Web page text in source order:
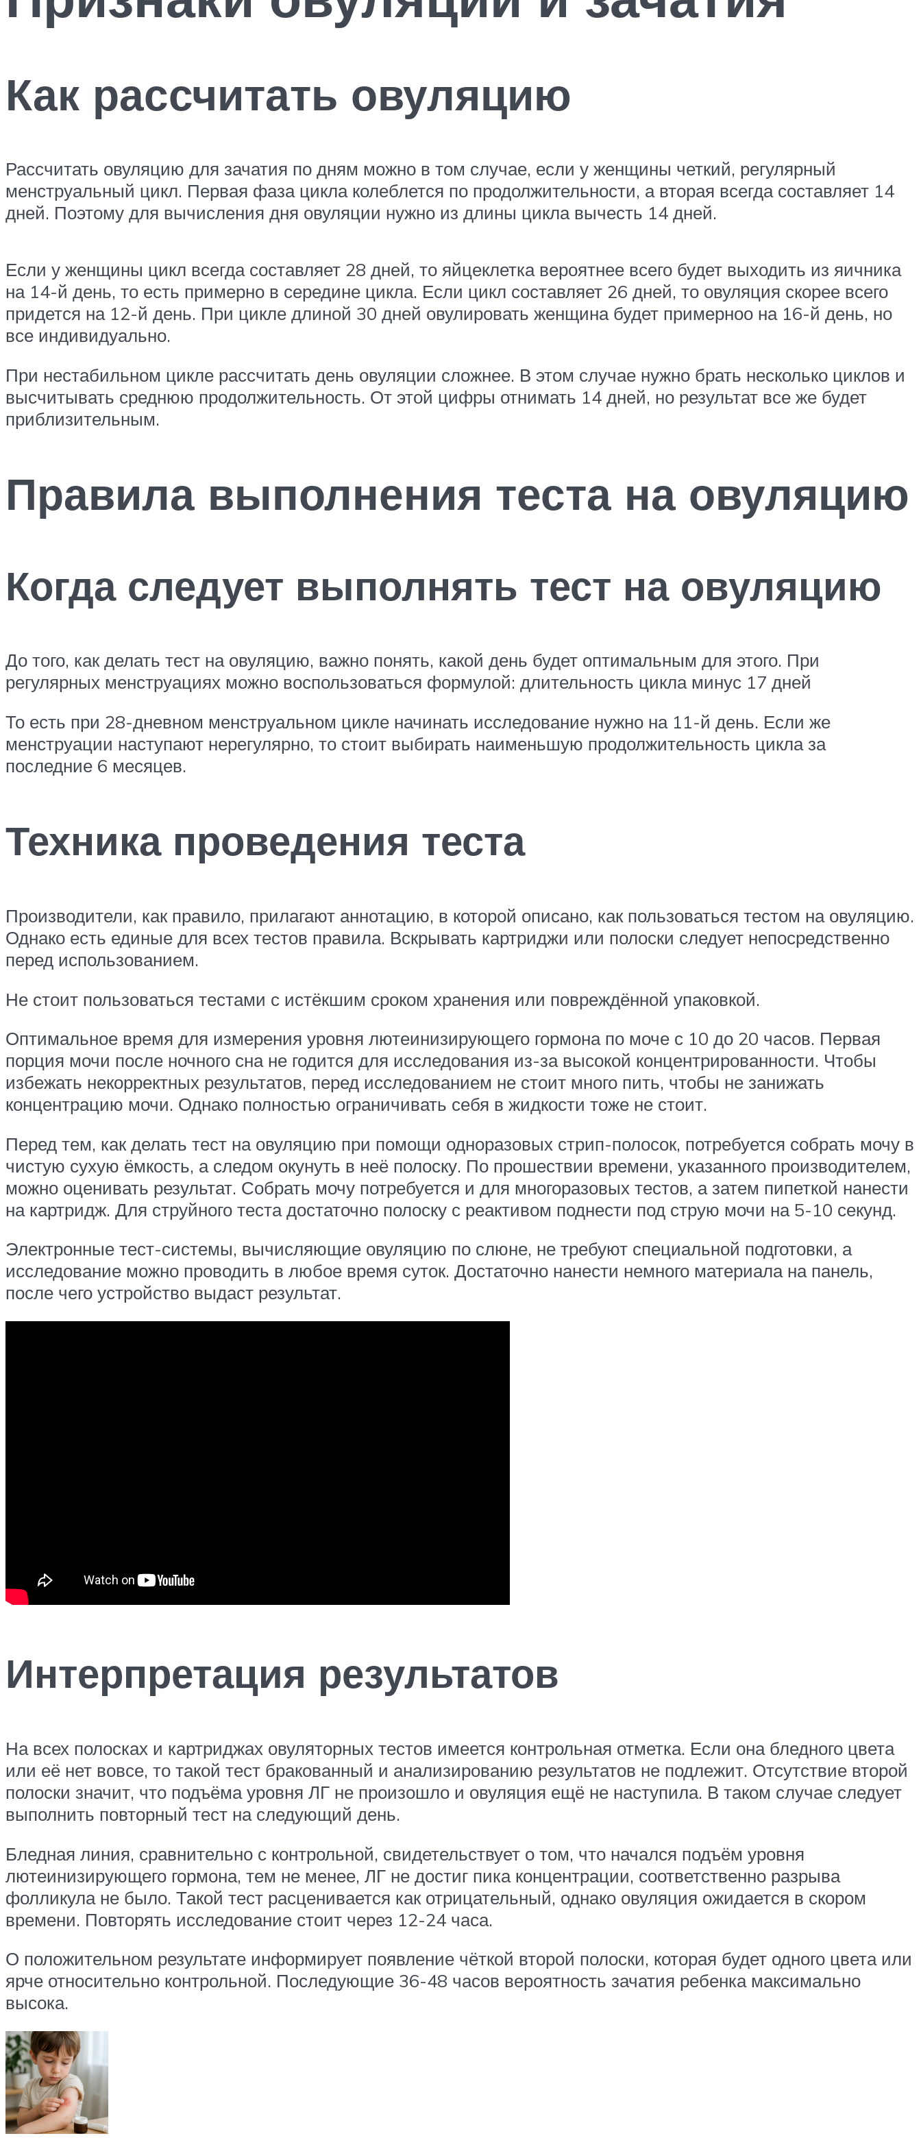
Как рассчитать овуляцию
Рассчитать овуляцию для зачатия по дням можно в том случае, если у женщины четкий, регулярный
менструальный цикл. Первая фаза цикла колеблется по продолжительности, а вторая всегда составляет 14
дней. Поэтому для вычисления дня овуляции нужно из длины цикла вычесть 14 дней.
Если у женщины цикл всегда составляет 28 дней, то яйцеклетка вероятнее всего будет выходить из яичника
на 14-й день, то есть примерно в середине цикла. Если цикл составляет 26 дней, то овуляция скорее всего
придется на 12-й день. При цикле длиной 30 дней овулировать женщина будет примерноо на 16-й день, но
все индивидуально.
При нестабильном цикле рассчитать день овуляции сложнее. В этом случае нужно брать несколько циклов и
высчитывать среднюю продолжительность. От этой цифры отнимать 14 дней, но результат все же будет
приблизительным.
Правила выполнения теста на овуляцию
Когда следует выполнять тест на овуляцию
До того, как делать тест на овуляцию, важно понять, какой день будет оптимальным для этого. При
регулярных менструациях можно воспользоваться формулой: длительность цикла минус 17 дней
То есть при 28-дневном менструальном цикле начинать исследование нужно на 11-й день. Если же
менструации наступают нерегулярно, то стоит выбирать наименьшую продолжительность цикла за
последние 6 месяцев.
Техника проведения теста
Производители, как правило, прилагают аннотацию, в которой описано, как пользоваться тестом на овуляцию.
Однако есть единые для всех тестов правила. Вскрывать картриджи или полоски следует непосредственно
перед использованием.
Не стоит пользоваться тестами с истёкшим сроком хранения или повреждённой упаковкой.
Оптимальное время для измерения уровня лютеинизирующего гормона по моче с 10 до 20 часов. Первая
порция мочи после ночного сна не годится для исследования из-за высокой концентрированности. Чтобы
избежать некорректных результатов, перед исследованием не стоит много пить, чтобы не занижать
концентрацию мочи. Однако полностью ограничивать себя в жидкости тоже не стоит.
Перед тем, как делать тест на овуляцию при помощи одноразовых стрип-полосок, потребуется собрать мочу в
чистую сухую ёмкость, а следом окунуть в неё полоску. По прошествии времени, указанного производителем,
можно оценивать результат. Собрать мочу потребуется и для многоразовых тестов, а затем пипеткой нанести
на картридж. Для струйного теста достаточно полоску с реактивом поднести под струю мочи на 5-10 секунд.
Электронные тест-системы, вычисляющие овуляцию по слюне, не требуют специальной подготовки, а
исследование можно проводить в любое время суток. Достаточно нанести немного материала на панель,
после чего устройство выдаст результат.
Интерпретация результатов
На всех полосках и картриджах овуляторных тестов имеется контрольная отметка. Если она бледного цвета
или её нет вовсе, то такой тест бракованный и анализированию результатов не подлежит. Отсутствие второй
полоски значит, что подъёма уровня ЛГ не произошло и овуляция ещё не наступила. В таком случае следует
выполнить повторный тест на следующий день.
Бледная линия, сравнительно с контрольной, свидетельствует о том, что начался подъём уровня
лютеинизирующего гормона, тем не менее, ЛГ не достиг пика концентрации, соответственно разрыва
фолликула не было. Такой тест расценивается как отрицательный, однако овуляция ожидается в скором
времени. Повторять исследование стоит через 12-24 часа.
О положительном результате информирует появление чёткой второй полоски, которая будет одного цвета или
ярче относительно контрольной. Последующие 36-48 часов вероятность зачатия ребенка максимально
высока.